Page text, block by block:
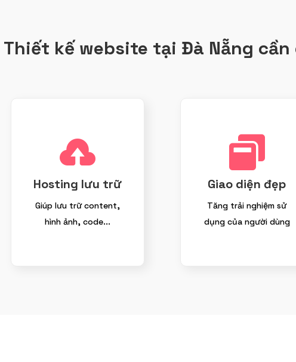
Thiết kế website tại Đà Nẵng cần

Hosting lưu trữ
Giúp lưu trữ content,
hình ảnh, code...

Giao diện đẹp
Tăng trải nghiệm sử
dụng của người dùng